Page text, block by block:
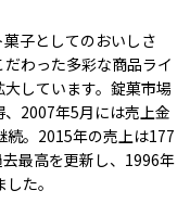
子としてのおいしさ
わった多彩な商品ライ
しています。錠菓市場
2007年5月には売上金
続。2015年の売上は177
最高を更新し、1996年
た。